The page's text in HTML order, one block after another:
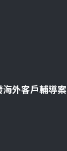
外客戶輔導案